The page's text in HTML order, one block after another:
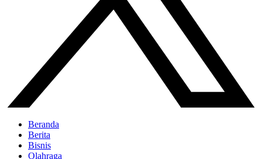
Beranda
Berita
Bisnis
Olahraga